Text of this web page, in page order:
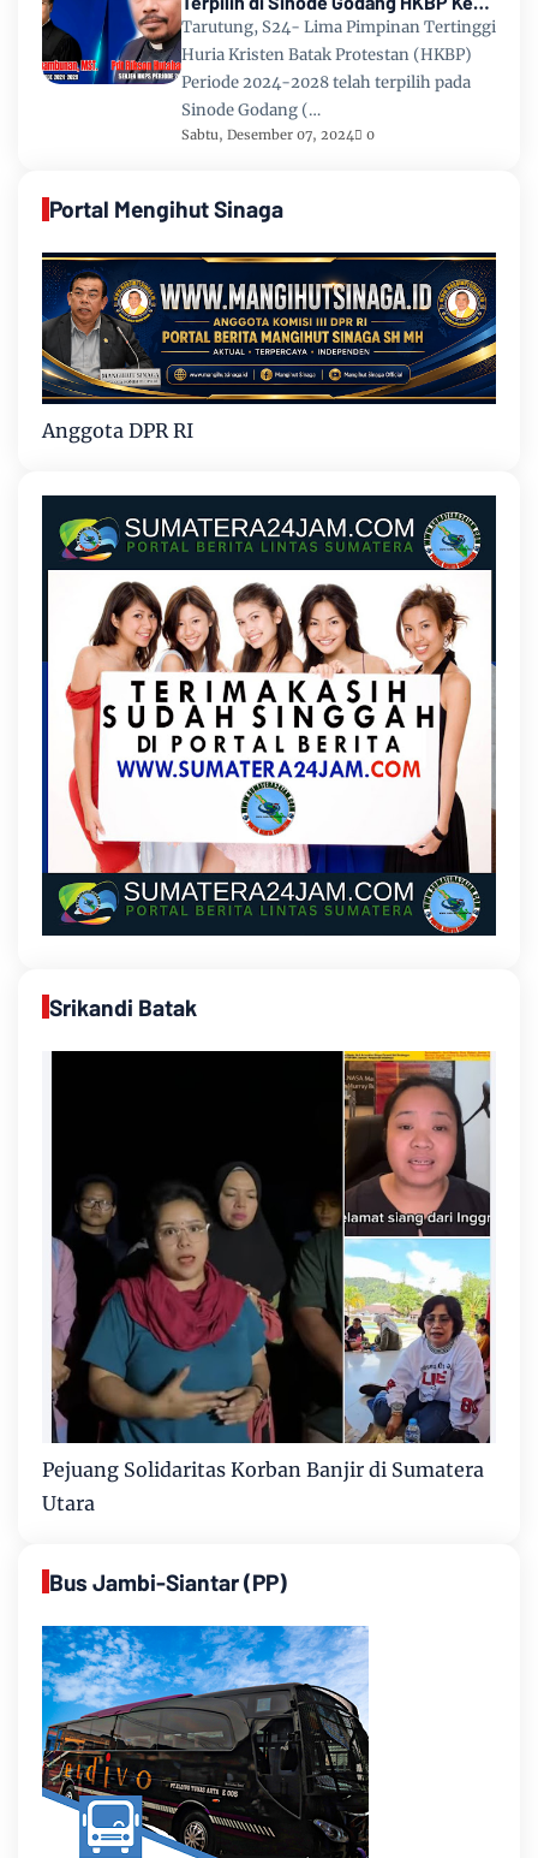
67 Tahun 2024
Tarutung, S24- Lima Pimpinan Tertinggi
Huria Kristen Batak Protestan (HKBP)
Periode 2024-2028 telah terpilih pada
Sinode Godang (…
Sabtu, Desember 07, 2024 0
Portal Mengihut Sinaga
Anggota DPR RI
Srikandi Batak
Pejuang Solidaritas Korban Banjir di Sumatera
Utara
Bus Jambi-Siantar (PP)